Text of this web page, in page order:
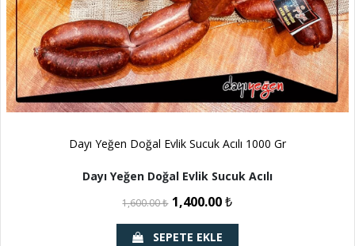
Dayı Yeğen Doğal Evlik Sucuk Acılı 1000 Gr
Dayı Yeğen Doğal Evlik Sucuk Acılı
1,600.00₺ 1,400.00₺
SEPETE EKLE